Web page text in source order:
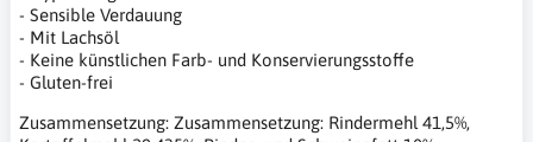
- Sensible Verdauung
- Mit Lachsöl
- Keine künstlichen Farb- und Konservierungsstoffe
- Gluten-frei
Zusammensetzung: Zusammensetzung: Rindermehl 41,5%,